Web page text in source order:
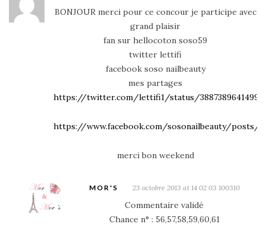
BONJOUR merci pour ce concour je participe avec
grand plaisir
fan sur hellocoton soso59
twitter lettifi
facebook soso nailbeauty
mes partages
https://twitter.com/lettifi1/status/
https://www.facebook.com/sosonailbeauty/posts/
merci bon weekend
MOR'S 23 octobre 2013 at 14 02 03 100310
Commentaire validé
Chance n° : 56,57,58,59,60,61